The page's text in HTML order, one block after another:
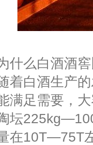
么白酒酒窖
着白酒生产
满足需要，
坛
在10T—75T